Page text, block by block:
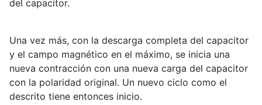
del capacitor.
Una vez más, con la descarga completa del capacitor
y el campo magnético en el máximo, se inicia una
nueva contracción con una nueva carga del capacitor
con la polaridad original. Un nuevo ciclo como el
descrito tiene entonces inicio.